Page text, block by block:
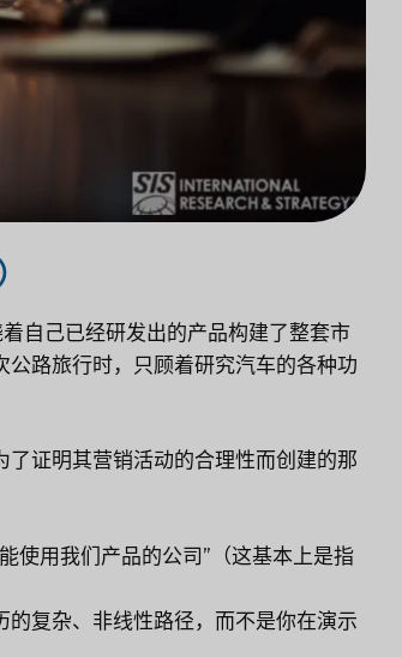
自己已经研发出的产品构建了整套市
路旅行时，只顾着研究汽车的各种功
证明其营销活动的合理性而创建的那
使用我们产品的公司”（这基本上是指
复杂、非线性路径，而不是你在演示